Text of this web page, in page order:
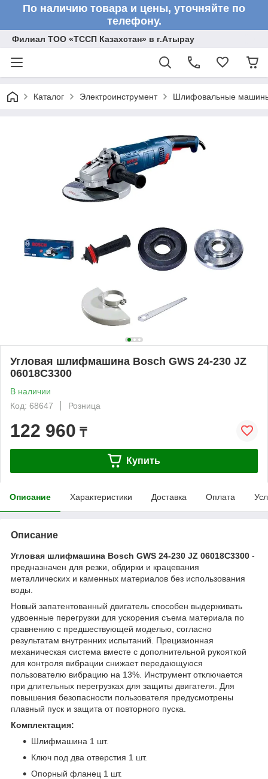
По наличию товара и цены, уточняйте по
телефону.
Филиал ТОО «ТССП Казахстан» в г.Атырау
Каталог Электроинструмент Шлифовальные
Угловая шлифмашина Bosch GWS 24-230 JZ
06018C3300
В наличии
Код: 68647
Розница
122 960 ₸
Купить
Описание Характеристики Доставка Оплата
Описание
Угловая шлифмашина Bosch GWS 24-230 JZ 06018C3300 -
предназначен для резки, обдирки и крацевания
металлических и каменных материалов без использования
воды.
Новый запатентованный двигатель способен выдерживать
удвоенные перегрузки для ускорения съема материала по
сравнению с предшествующей моделью, согласно
результатам внутренних испытаний. Прецизионная
механическая система вместе с дополнительной рукояткой
для контроля вибрации снижает передающуюся
пользователю вибрацию на 13%. Инструмент отключается
при длительных перегрузках для защиты двигателя. Для
повышения безопасности пользователя предусмотрены
плавный пуск и защита от повторного пуска.
Комплектация:
Шлифмашина 1 шт.
Ключ под два отверстия 1 шт.
Опорный фланец 1 шт.